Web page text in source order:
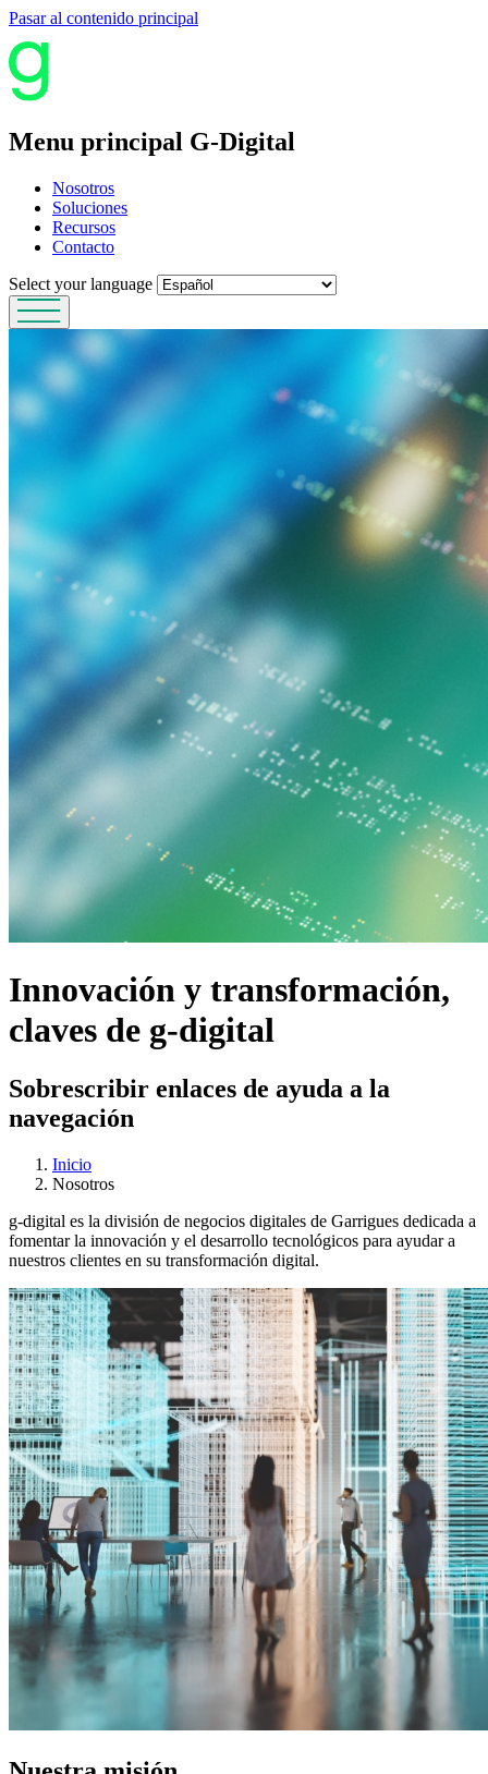
Pasar al contenido principal
Menu principal G-Digital
Nosotros
Soluciones
Recursos
Contacto
Select your language
Innovación y transformación,
claves de g-digital
Sobrescribir enlaces de ayuda a la
navegación
Inicio
Nosotros
g-digital es la división de negocios digitales de Garrigues dedicada a
fomentar la innovación y el desarrollo tecnológicos para ayudar a
nuestros clientes en su transformación digital.